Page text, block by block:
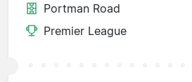
Portman Road
Premier League